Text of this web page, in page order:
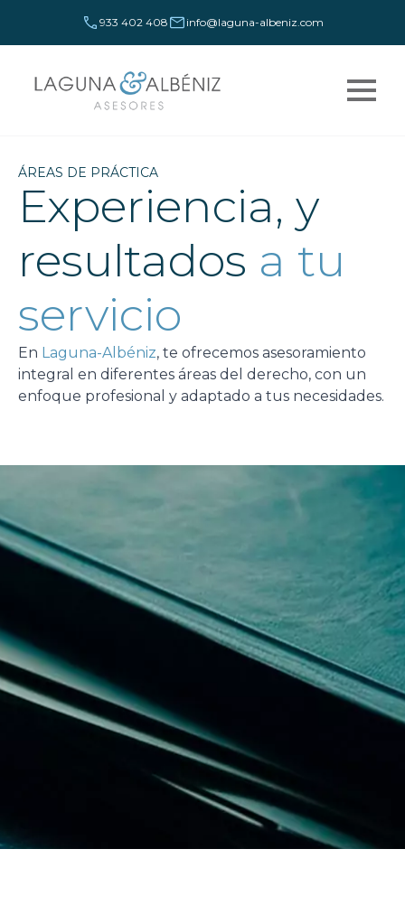
933 402 408 info@laguna-albeniz.com
ÁREAS DE PRÁCTICA
Experiencia, y
resultados a tu
servicio
En Laguna-Albéniz, te ofrecemos asesoramiento
integral en diferentes áreas del derecho, con un
enfoque profesional y adaptado a tus necesidades.